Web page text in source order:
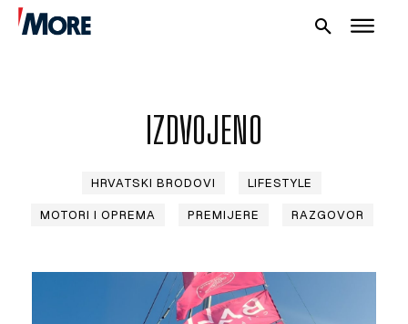
NAUTIKA
SPORT
IZDVOJENO
HRVATSKI BRODOVI LIFESTYLE
MOTORI I OPREMA PREMIJERE RAZGOVOR